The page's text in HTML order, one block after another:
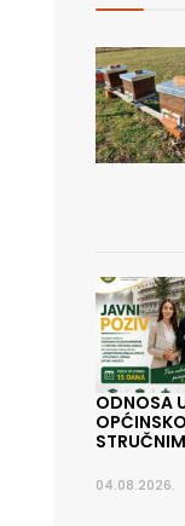
ODNOSA
04.08.2026.